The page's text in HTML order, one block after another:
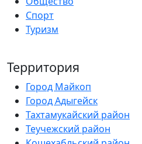
Спорт
Туризм
Территория
Город Майкоп
Город Адыгейск
Тахтамукайский район
Теучежский район